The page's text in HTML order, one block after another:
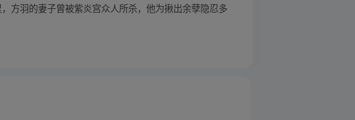
方羽的妻子曾被紫炎宫众人所杀，他为揪出余孽隐忍多